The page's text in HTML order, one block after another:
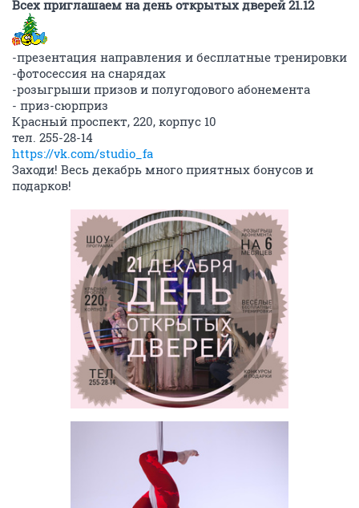
Всех приглашаем на день открытых дверей 21.12
-презентация направления и бесплатные тренировки
-фотосессия на снарядах
-розыгрыши призов и полугодового абонемента
- приз-сюрприз
Красный проспект, 220, корпус 10
тел. 255-28-14
https://vk.com/studio_fa
Заходи! Весь декабрь много приятных бонусов и
подарков!